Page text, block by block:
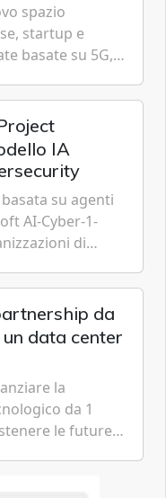
spazio
startup e
basate su 5G,
IA
su agenti
AI-Cyber-1-
di
da
data center
la
da 1
le future